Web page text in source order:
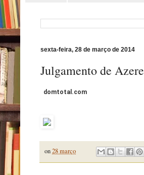
sexta-feira, 28 de março de 2014
Julgamento de
domtotal.com
on28 março